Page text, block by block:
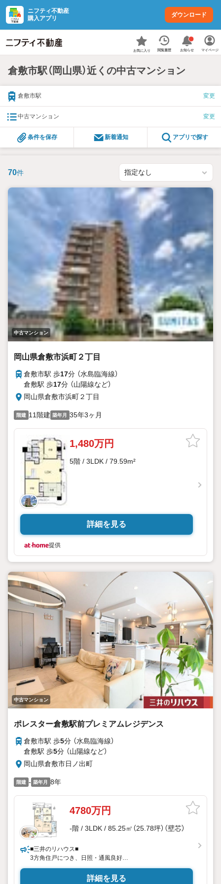
ニフティ不動産
購入アプリ
ダウンロード
お気に入り 閲覧履歴 お知らせ マイページ
倉敷市駅（岡山県）近くの中古マンション
倉敷市駅 変更
中古マンション 変更
条件を保存 新着通知 アプリで探す
70件
中古マンション
岡山県倉敷市浜町２丁目
倉敷市駅 歩17分 （水島臨海線）
倉敷駅 歩17分 （山陽線など）
岡山県倉敷市浜町２丁目
階建 11階建 築年月 35年3ヶ月
1,480万円
5階 / 3LDK / 79.59m²
詳細を見る
提供
中古マンション
ポレスター倉敷駅前プレミアムレジデンス
倉敷市駅 歩5分 （水島臨海線）
倉敷駅 歩5分 （山陽線など）
岡山県倉敷市日ノ出町
階建 - 築年月 8年
4780万円
-階 / 3LDK / 85.25㎡（25.78坪）（壁芯）
■三井のリハウス■
3方角住戸につき、日照・通風良好
LDKは約22.4帖
詳細を見る